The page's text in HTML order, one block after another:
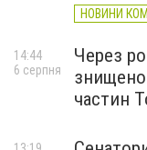
НОВИНИ
Через
частин
14:44
6 серпня